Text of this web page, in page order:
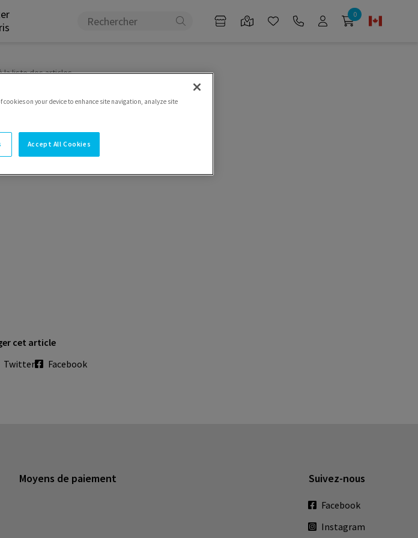
0
la liste des articles
notre catalogue courant.
cet article
Twitter Facebook
Moyens de paiement Suivez-nous
Facebook
Instagram
cookies on your device to enhance site navigation, analyze site
Accept All Cookies